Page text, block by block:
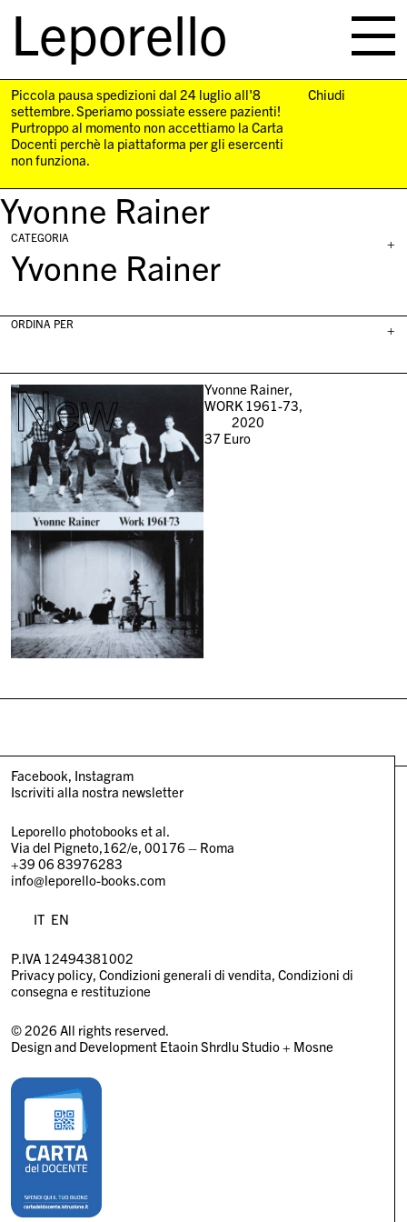
Leporello
navigation
Piccola pausa spedizioni dal 24 luglio all'8
settembre. Speriamo possiate essere pazienti!
Purtroppo al momento non accettiamo la Carta
Docenti perchè la piattaforma per gli esercenti
non funziona.
Chiudi
Yvonne Rainer
+
CATEGORIA
Yvonne Rainer
+
ORDINA PER
New
Yvonne Rainer,
WORK 1961-73,
2020
37 Euro
Facebook Instagram
Iscriviti alla nostra newsletter
Leporello photobooks et al.
Via del Pigneto,162/e, 00176 – Roma
+39 06 83976283
info@leporello-books.com
IT EN
P.IVA 12494381002
Privacy policy Condizioni generali di vendita Condizioni di
consegna e restituzione
© 2026 All rights reserved.
Design and Development Etaoin Shrdlu Studio+ Mosne